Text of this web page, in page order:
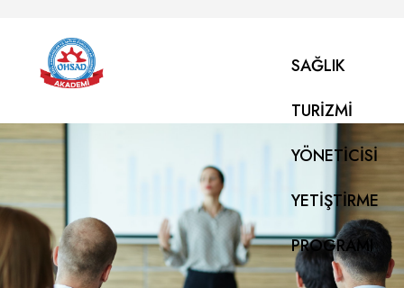
SAĞLIK
TURIZMI
YÖNETICISI
YETIŞTIRME
PROGRAMI